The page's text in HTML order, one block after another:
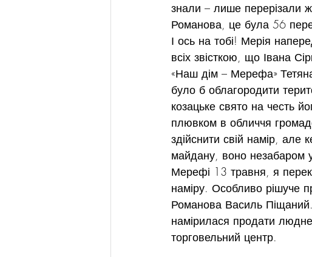
знали – лише перерізали
Романова, це була 56
І ось на тобі! Мерія
всіх звісткою, що Івана
«Наш дім – Мерефа»
було б облагородити
козацьке свято на честь
плювком в обличчя
здійснити свій намір, але
майдану, воно незабаром
Мерефі 13 травня, я
наміру. Особливо рішуче
Романова Василь
намірилася продати
торговельний центр.